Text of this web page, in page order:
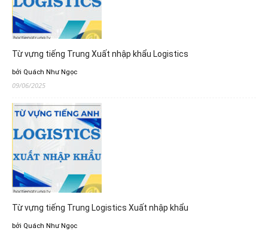
Từ vựng tiếng Trung Xuất nhập khẩu Logistics
bởi Quách Như Ngọc
09/06/2025
Từ vựng tiếng Trung Logistics Xuất nhập khẩu
bởi Quách Như Ngọc